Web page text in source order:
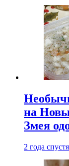
на
Змея
2 года спустя